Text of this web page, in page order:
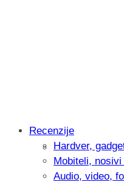
Intervju:
Recenzije
Hardver,
Mobiteli, nosivi
Audio, video,